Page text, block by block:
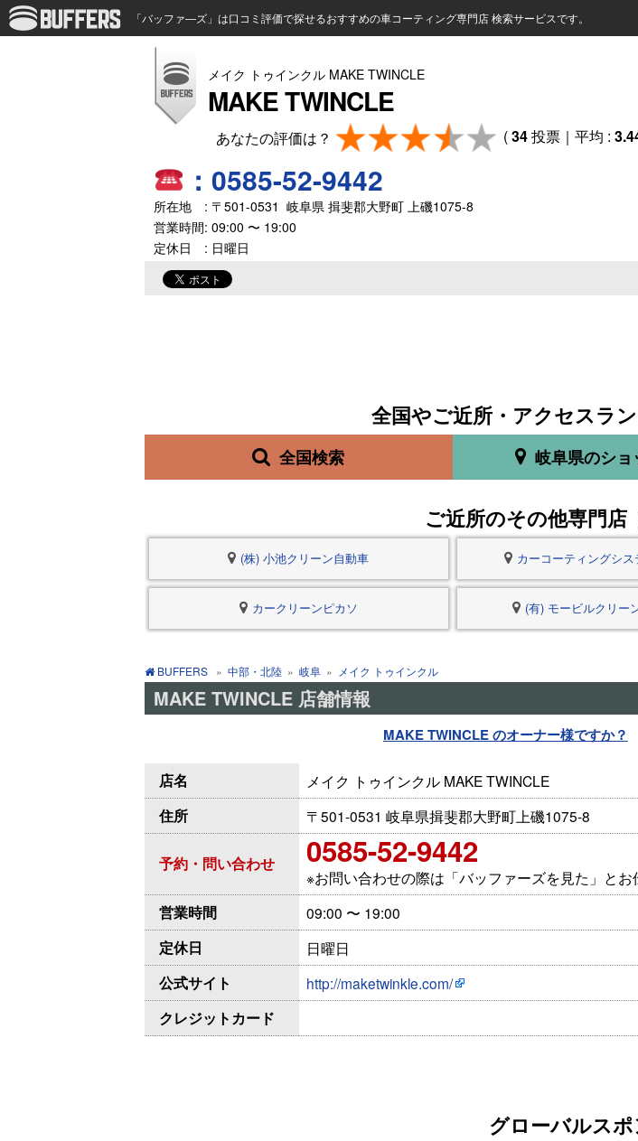
「バッファ―ズ」は口コミ評価で探せるおすすめの車コーティング専門店 検索サービスです。
メイク トゥインクル MAKE TWINCLE
MAKE TWINCLE
(34投票｜平均 :
：0585-52-9442
所在地 : 〒 501-0531 岐阜県 揖斐郡大野町 上磯1075-8
営業時間: 09:00 〜 19:00
定休日 : 日曜日
全国やご近所・アクセスラ
全国検索 岐阜県のショ
ご近所のその他専門店
(株) 小池クリーン自動車 カーコーティングシ
カークリーンピカソ (有) モービルクリー
BUFFERS » 中部・北陸 » 岐阜 » メイク トゥインクル
MAKE TWINCLE 店舗情報
MAKE TWINCLE のオーナー様ですか？
店名 メイク トゥインクル MAKE TWINCLE
住所 〒501-0531 岐阜県揖斐郡大野町上磯1075-8
予約・問い合わせ 0585-52-9442
※お問い合わせの際は「バッファーズを見た」とお
営業時間 09:00 〜 19:00
定休日 日曜日
公式サイト http://maketwinkle.com/
クレジットカード
グローバルス